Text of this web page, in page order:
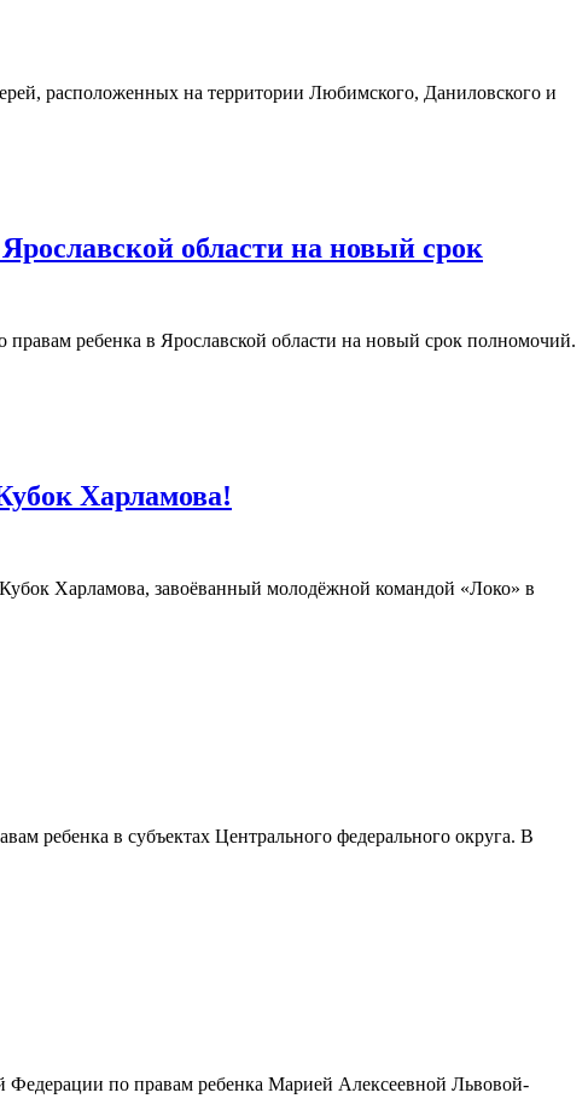
расположенных на территории Любимского, Даниловского и
области на новый срок
ребенка в Ярославской области на новый срок полномочий.
Харламова!
Харламова, завоёванный молодёжной командой «Локо» в
ребенка в субъектах Центрального федерального округа. В
по правам ребенка Марией Алексеевной Львовой-